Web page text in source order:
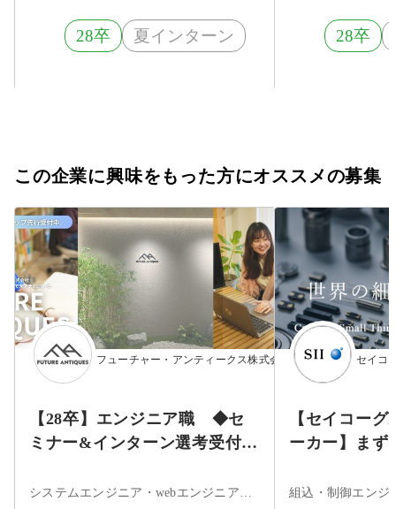
28卒 夏インターン 28卒
この企業に興味をもった方にオススメの募集
フューチャー・アンティークス株式会社
【28卒】エンジニア職 ◆セ
ミナー&インターン選考受付
充実／成長率194%／転勤なしシステムエンジニア・webエンジニア・サーバーサイドエンジニア
セイコ
【セイコー
ーカー】まず
力を武器に、